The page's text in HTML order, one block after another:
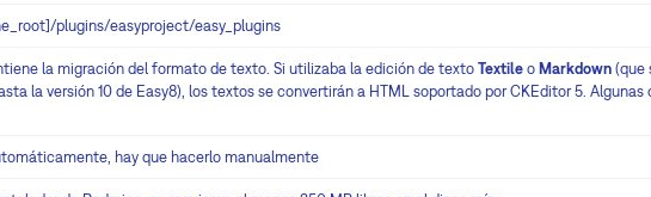
plugins/easyproject/easy_plugins
la migración del formato de texto. Si utilizaba la edición de texto Textile o Markdown (que
la versión 10 de Easy8), los textos se convertirán a HTML soportado por CKEditor 5.
hay que hacerlo manualmente